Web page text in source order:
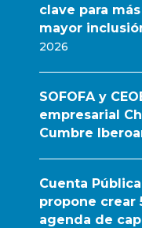
clave para
mayor
2026
SOFOFA y
empresarial
Cumbre
Cuenta
propone crear
agenda de